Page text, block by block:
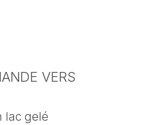
VERS
lac gelé